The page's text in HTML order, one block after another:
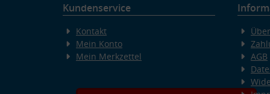
Kundenservice
Kontakt
Mein Konto
Mein Merkzettel
AGB